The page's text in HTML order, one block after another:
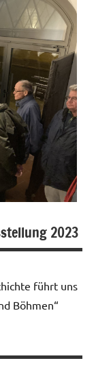
2023
führt uns
Böhmen“